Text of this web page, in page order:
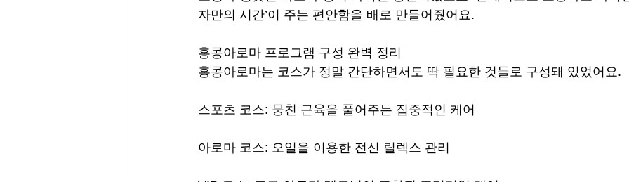
자만의 시간’이 주는 편안함을 배로 만들어줬어요.
홍콩아로마 프로그램 구성 완벽 정리
홍콩아로마는 코스가 정말 간단하면서도 딱 필요한 것들로 구성돼 있었어요.
스포츠 코스: 뭉친 근육을 풀어주는 집중적인 케어
아로마 코스: 오일을 이용한 전신 릴렉스 관리